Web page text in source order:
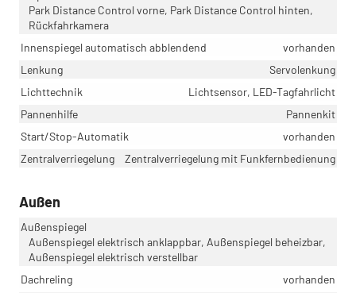
Park Distance Control vorne, Park Distance Control hinten,
Rückfahrkamera
Innenspiegel automatisch abblendend
vorhanden
Lenkung
Servolenkung
Lichttechnik
Lichtsensor, LED-Tagfahrlicht
Pannenhilfe
Pannenkit
Start/Stop-Automatik
vorhanden
Zentralverriegelung
Zentralverriegelung mit Funkfernbedienung
Außen
Außenspiegel
Außenspiegel elektrisch anklappbar, Außenspiegel beheizbar,
Außenspiegel elektrisch verstellbar
Dachreling
vorhanden